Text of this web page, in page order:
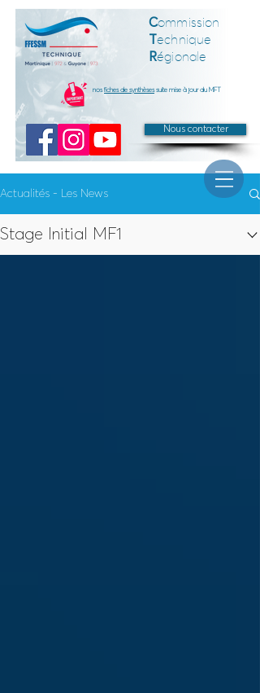
Commission
Technique
Régionale
Nous contacter
nosfiches de synthèsessuite mise à jour du MFT
Actualités - Les News
Stage Initial MF1